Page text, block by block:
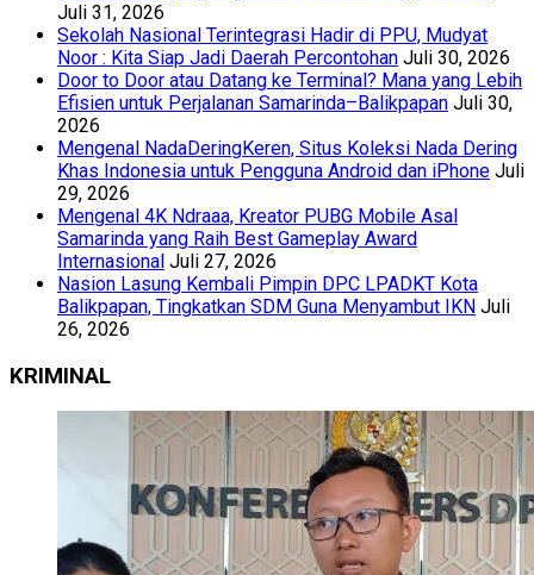
Juli 31, 2026
Sekolah Nasional Terintegrasi Hadir di PPU, Mudyat
Noor : Kita Siap Jadi Daerah Percontohan Juli 30, 2026
Door to Door atau Datang ke Terminal? Mana yang Lebih
Efisien untuk Perjalanan Samarinda–Balikpapan Juli 30,
2026
Mengenal NadaDeringKeren, Situs Koleksi Nada Dering
Khas Indonesia untuk Pengguna Android dan iPhone Juli
29, 2026
Mengenal 4K Ndraaa, Kreator PUBG Mobile Asal
Samarinda yang Raih Best Gameplay Award
Internasional Juli 27, 2026
Nasion Lasung Kembali Pimpin DPC LPADKT Kota
Balikpapan, Tingkatkan SDM Guna Menyambut IKN Juli
26, 2026
KRIMINAL